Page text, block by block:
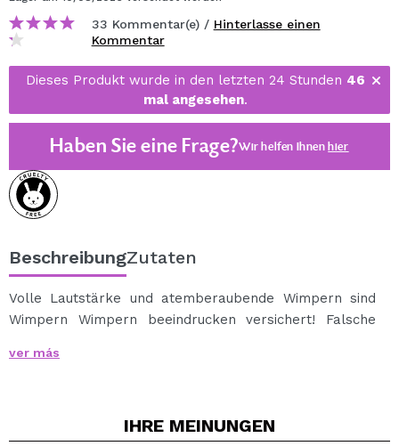
33 Kommentar(e) / Hinterlasse einen
Kommentar
Dieses Produkt wurde in den letzten 24 Stunden 46
mal angesehen.
Haben Sie eine Frage?Wir helfen Ihnenhier
BeschreibungZutaten
Volle Lautstärke und atemberaubende Wimpern sind
Wimpern Wimpern beeindrucken versichert! Falsche
und Ihre eigenen Wimpern Dichte hinzuzufügen. Es
ver más
IHRE MEINUNGEN